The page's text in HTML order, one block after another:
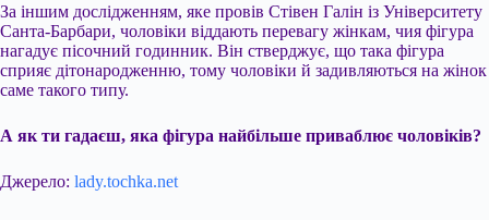
За іншим дослідженням, яке провів Стівен Галін із Університету
Санта-Барбари, чоловіки віддають перевагу жінкам, чия фігура
нагадує пісочний годинник. Він стверджує, що така фігура
сприяє дітонародженню, тому чоловіки й задивляються на жінок
саме такого типу.
А як ти гадаєш, яка фігура найбільше приваблює чоловіків?
Джерело: lady.tochka.net